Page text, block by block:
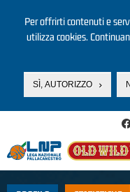
Per offrirti contenuti e
utilizza cookies.
SÌ, AUTORIZZO